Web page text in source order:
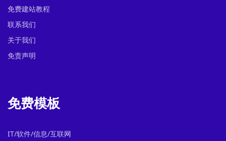
免费建站教程
联系我们
关于我们
免责声明
免费模板
IT/软件/信息/互联网